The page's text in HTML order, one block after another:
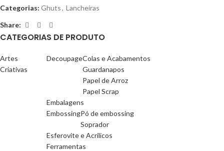
Categorias: Ghuts, Lancheiras
Share:
CATEGORIAS DE PRODUTO
Artes
Criativas
DecoupageColas e Acabamentos
Guardanapos
Papel de Arroz
Papel Scrap
Embalagens
EmbossingPó de embossing
Soprador
Esferovite e Acrilicos
Ferramentas